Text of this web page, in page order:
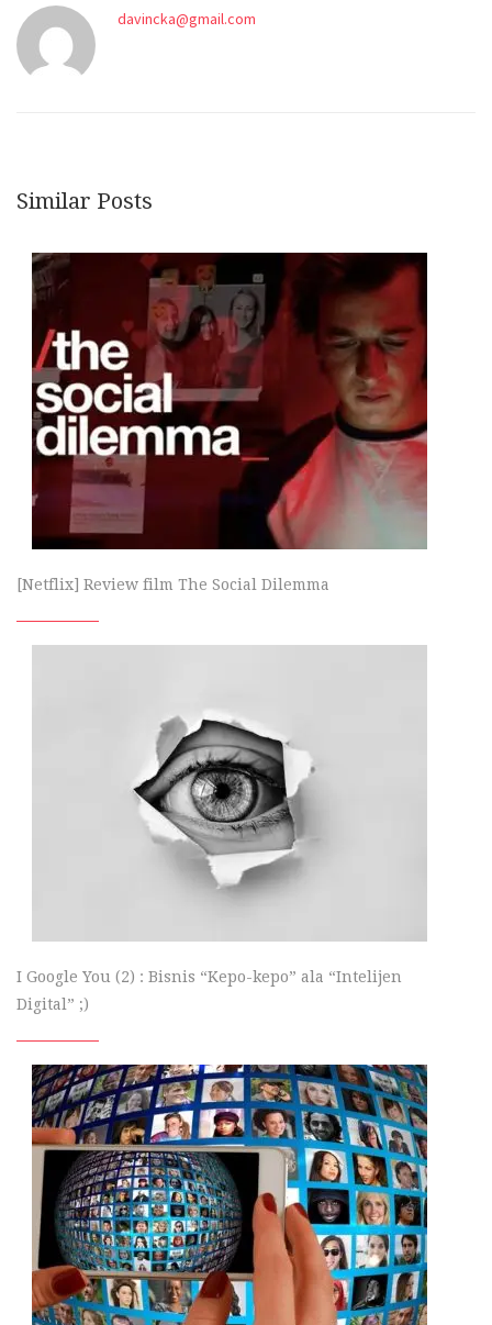
davincka@gmail.com
Similar Posts
[Netflix] Review film The Social Dilemma
I Google You (2) : Bisnis “Kepo-kepo” ala “Intelijen
Digital” ;)